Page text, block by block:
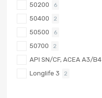
50200 6
50400 2
50500 6
50700 2
API SN/CF, ACEA A3/B4
Longlife 3 2